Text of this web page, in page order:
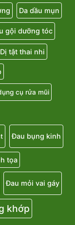
Da dầu mụn
gội dưỡng tóc
Dị tật thai nhi
cụ rửa mũi
Đau bụng kinh
tọa
Đau mỏi vai gáy
khớp